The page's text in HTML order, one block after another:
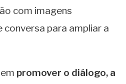
com imagens
para ampliar a
promover o diálogo, a